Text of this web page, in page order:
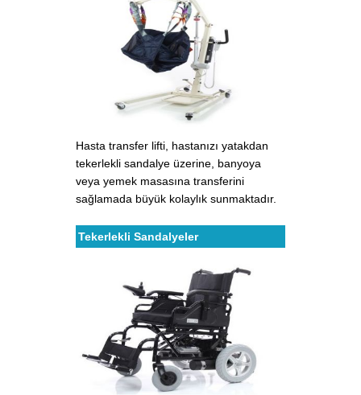
Hasta transfer lifti, hastanızı yatakdan
tekerlekli sandalye üzerine, banyoya
veya yemek masasına transferini
sağlamada büyük kolaylık sunmaktadır.
Tekerlekli Sandalyeler